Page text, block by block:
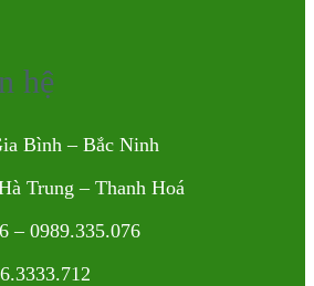
hệ
Bình – Bắc Ninh
Trung – Thanh Hoá
– 0989.335.076